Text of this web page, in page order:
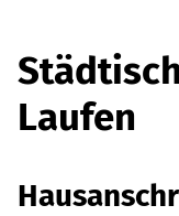
Laufen